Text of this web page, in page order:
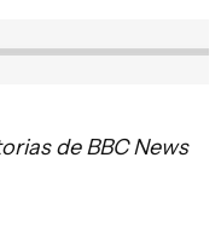
de BBC News